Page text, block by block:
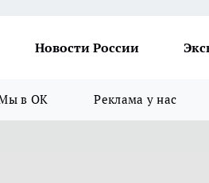
Новости России
в ОК Реклама у нас